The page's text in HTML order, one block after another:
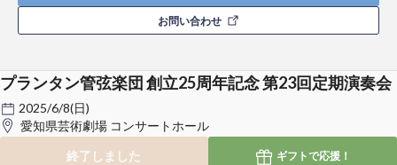
お問い合わせ
プランタン管弦楽団 創立25周年記念 第23回定期演奏会
2025/6/8(日)
愛知県芸術劇場 コンサートホール
終了しました
ギフトで応援！